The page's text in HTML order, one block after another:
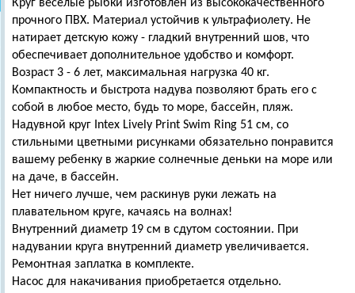
Круг веселые рыбки изготовлен из высококачественного
прочного ПВХ. Материал устойчив к ультрафиолету. Не
натирает детскую кожу - гладкий внутренний шов, что
обеспечивает дополнительное удобство и комфорт.
Возраст 3 - 6 лет, максимальная нагрузка 40 кг.
Компактность и быстрота надува позволяют брать его с
собой в любое место, будь то море, бассейн, пляж.
Надувной круг Intex Lively Print Swim Ring 51 см, со
стильными цветными рисунками обязательно понравится
вашему ребенку в жаркие солнечные деньки на море или
на даче, в бассейн.
Нет ничего лучше, чем раскинув руки лежать на
плавательном круге, качаясь на волнах!
Внутренний диаметр 19 см в сдутом состоянии. При
надувании круга внутренний диаметр увеличивается.
Ремонтная заплатка в комплекте.
Насос для накачивания приобретается отдельно.